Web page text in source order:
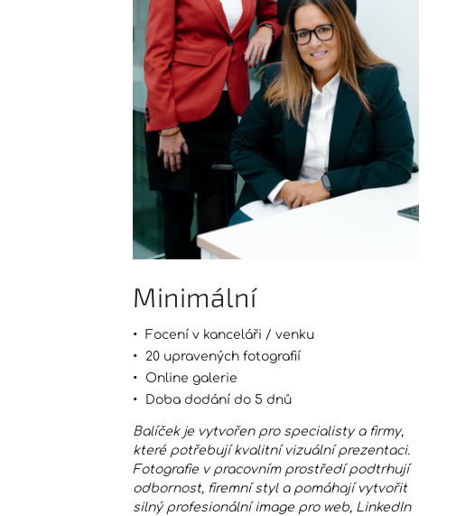
Minimální
Focení v kanceláři / venku
20 upravených fotografií
Online galerie
Doba dodání do 5 dnů
Balíček je vytvořen pro specialisty a firmy,
které potřebují kvalitní vizuální prezentaci.
Fotografie v pracovním prostředí podtrhují
odbornost, firemní styl a pomáhají vytvořit
silný profesionální image pro web, LinkedIn